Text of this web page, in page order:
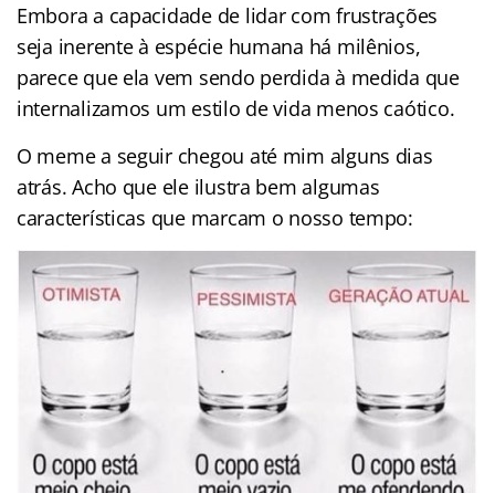
Embora a capacidade de lidar com frustrações
seja inerente à espécie humana há milênios,
parece que ela vem sendo perdida à medida que
internalizamos um estilo de vida menos caótico.
O meme a seguir chegou até mim alguns dias
atrás. Acho que ele ilustra bem algumas
características que marcam o nosso tempo: